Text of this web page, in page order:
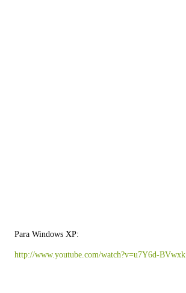
Para Windows XP:
http://www.youtube.com/watch?v=u7Y6d-BVwxk